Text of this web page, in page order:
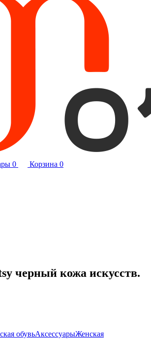
0 Корзина 0
черный кожа искусств.
обувьАксессуарыЖенская